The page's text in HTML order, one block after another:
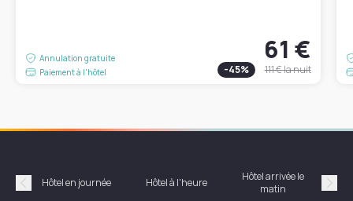
Annulation gratuite
Paiement à l'hôtel
61 €
-45% 111 €la nuit
Précédent
Hôtel en journée Hôtel à l'heure
Hôtel arrivée le
matin